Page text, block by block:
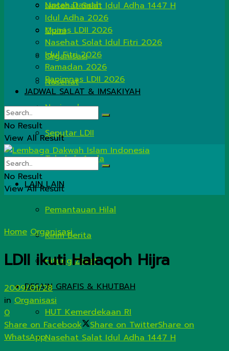
Lintas Daerah
Opini
Organisasi
Nasehat
Nasional
Seputar LDII
Tahukah Anda
LAIN LAIN
Pemantauan Hilal
Kirim Berita
Hitung Zakat
DESAIN GRAFIS & KHUTBAH
HUT Kemerdekaan RI
Nasehat Salat Idul Adha 1447 H
Nasehat Salat Idul Adha 1447 H
Idul Adha 2026
Munas LDII 2026
Nasehat Solat Idul Fitri 2026
Idul Fitri 2026
Ramadan 2026
Rapimnas LDII 2026
JADWAL SALAT & IMSAKIYAH
No Result
View All Result
No Result
View All Result
Home Organisasi
LDII ikuti Halaqoh Hijra
2009/01/28
in Organisasi
0
Share on Facebook
Share on TwitterShare on
WhatsApp